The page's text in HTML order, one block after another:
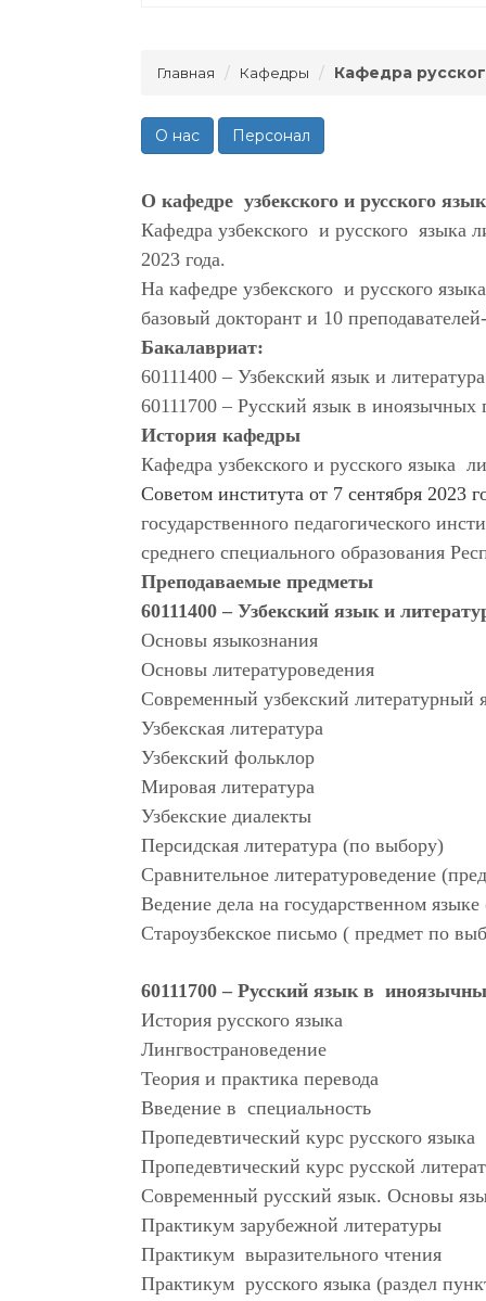
Главная Кафедры Кафедра
О нас Персонал
О кафедре узбекского и русского
Кафедра узбекского и русского языка
2023 года.
На кафедре узбекского и русского
базовый докторант и 10
Бакалавриат:
60111400 – Узбекский язык и литература
60111700 – Русский язык в иноязычных
История кафедры
Кафедра узбекского и русского языка
Советом института от 7 сентября 2023
государственного педагогического
среднего специального образования
Преподаваемые предметы
60111400 – Узбекский язык и
Основы языкознания
Основы литературоведения
Современный узбекский литературный
Узбекская литература
Узбекский фольклор
Мировая литература
Узбекские диалекты
Персидская литература (по выбору)
Сравнительное литературоведение
Ведение дела на государственном
Староузбекское письмо ( предмет по
60111700 – Русский язык в
История русского языка
Лингвострановедение
Теория и практика перевода
Введение в специальность
Пропедевтический курс русского языка
Пропедевтический курс русской
Современный русский язык. Основы
Практикум зарубежной литературы
Практикум выразительного чтения
Практикум русского языка (раздел